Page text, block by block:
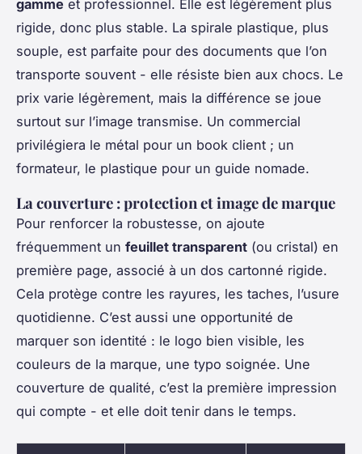
gamme et professionnel. Elle est légèrement plus
rigide, donc plus stable. La spirale plastique, plus
souple, est parfaite pour des documents que l’on
transporte souvent - elle résiste bien aux chocs. Le
prix varie légèrement, mais la différence se joue
surtout sur l’image transmise. Un commercial
privilégiera le métal pour un book client ; un
formateur, le plastique pour un guide nomade.
La couverture : protection et image de marque
Pour renforcer la robustesse, on ajoute
fréquemment un feuillet transparent (ou cristal) en
première page, associé à un dos cartonné rigide.
Cela protège contre les rayures, les taches, l’usure
quotidienne. C’est aussi une opportunité de
marquer son identité : le logo bien visible, les
couleurs de la marque, une typo soignée. Une
couverture de qualité, c’est la première impression
qui compte - et elle doit tenir dans le temps.